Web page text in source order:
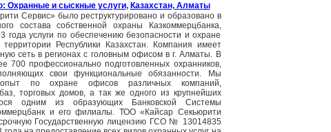
Охранные и сыскные услуги, Казахстан, Алматы
Сервис» было реструктурировано и образовано в
состава собственной охраны Казкоммерцбанка,
года услуги по обеспечению безопасности и охране
Республики Казахстан. Компания имеет
сеть в регионах с головным офисом в г. Алматы. В
700 профессионально подготовленных охранников,
свои функциональные обязанности. Мы
по охране офисов различных компаний,
торговых домов, а так же одного из крупнейших
одним из образующих Банковской Системы
и его филиалы. ТОО «Кайсар Секьюрити
Государственную лицензию ГСО № 13014835